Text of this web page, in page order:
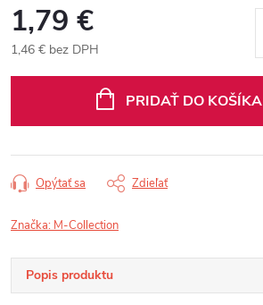
1,79 €
1,46 € bez DPH
PRIDAŤ DO KOŠÍKA
Opýtať sa Zdieľať
Značka: M-Collection
Popis produktu